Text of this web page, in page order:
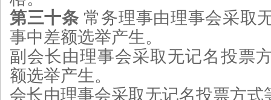
第三十条 常务理事由理事会采取
事中差额选举产生。
副会长由理事会采取无记名投票
额选举产生。
会长由理事会采取无记名投票方式